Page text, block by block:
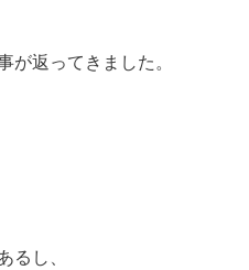
が返ってきました。
るし、